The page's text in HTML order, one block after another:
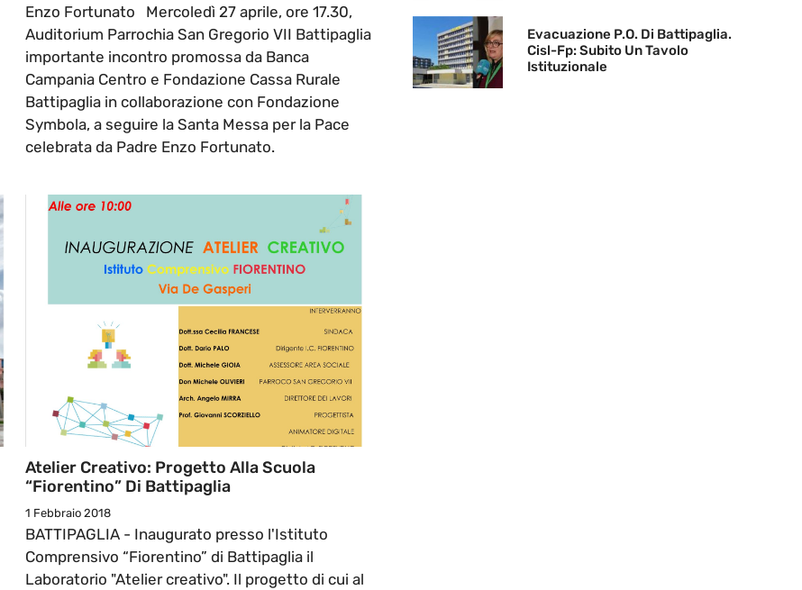
Enzo Fortunato Mercoledì 27 aprile, ore 17.30,
Auditorium Parrochia San Gregorio VII Battipaglia
importante incontro promossa da Banca
Campania Centro e Fondazione Cassa Rurale
Battipaglia in collaborazione con Fondazione
Symbola, a seguire la Santa Messa per la Pace
celebrata da Padre Enzo Fortunato.
Atelier Creativo: Progetto Alla Scuola
“Fiorentino” Di Battipaglia
1 Febbraio 2018
BATTIPAGLIA - Inaugurato presso l'Istituto
Comprensivo “Fiorentino” di Battipaglia il
Laboratorio "Atelier creativo". Il progetto di cui al
Evacuazione P.O. Di Battipaglia.
Cisl-Fp: Subito Un Tavolo
Istituzionale